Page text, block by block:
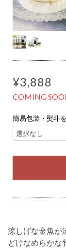
¥3,888
COMING
簡易包装・熨斗
涼しげな金魚が
どけなめらかな